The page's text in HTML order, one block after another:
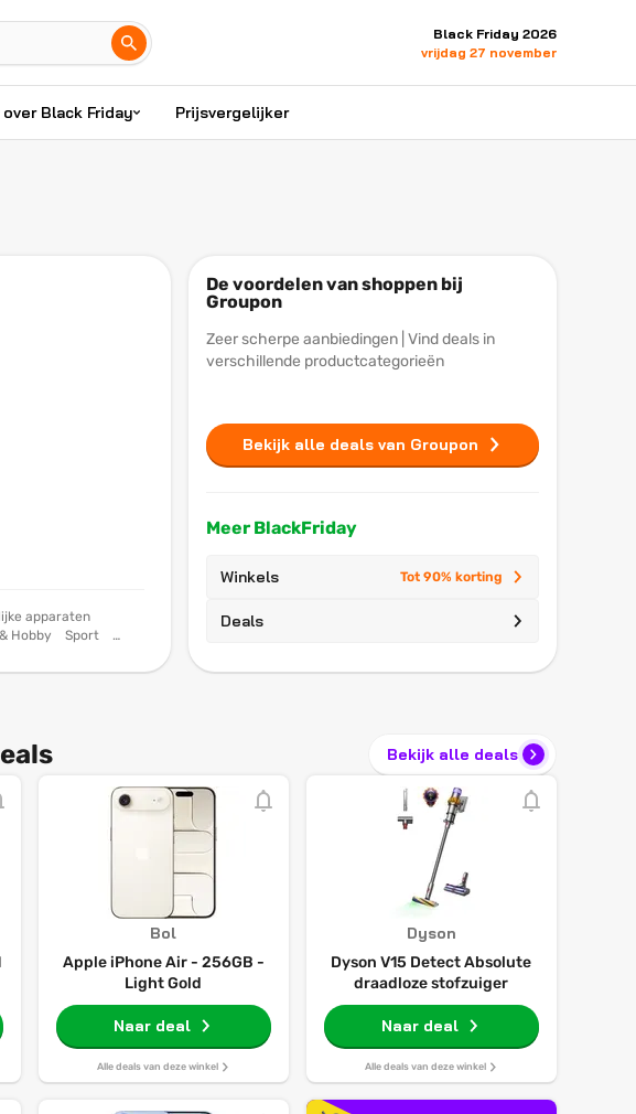
Black Friday 2026
vrijdag 27 november
Black Friday Prijsvergelijker
apparaten
Hobby
Sport
De voordelen van shoppen bij
Groupon
Zeer scherpe aanbiedingen | Vind deals in
verschillende productcategorieën
Bekijk alle deals van Groupon
Meer BlackFriday
Winkels Tot 90% korting
Deals
Bekijk alle deals
Bol
Apple iPhone Air - 256GB -
Light Gold
Naar deal
Alle deals van deze winkel
Dyson
Dyson V15 Detect Absolute
draadloze stofzuiger
Naar deal
Alle deals van deze winkel